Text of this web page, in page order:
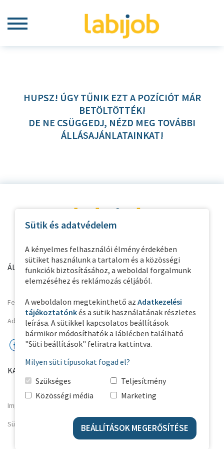
HUPSZ! ÚGY TŰNIK EZT A POZÍCIÓT MÁR
BETÖLTÖTTÉK!
DE NE CSÜGGEDJ, NÉZD MEG TOVÁBBI
ÁLLÁSAJÁNLATAINKAT!
ÁLTALÁNOS INFORMÁCIÓK
Felhasználási feltételek
Adatkezelési Tájékoztató
PARTNER OLDALAK
KAPCSOLAT
Impresszum
Süti beállítások
Sütik és adatvédelem
A kényelmes felhasználói élmény érdekében
sütiket használunk a tartalom és a közösségi
funkciók biztosításához, a weboldal forgalmunk
elemzéséhez és reklámozás céljából.
A weboldalon megtekinthető az Adatkezelési
tájékoztatónkés a sütik használatának részletes
leírása. A sütikkel kapcsolatos beállítások
bármikor módosíthatók a láblécben található
"Süti beállítások" feliratra kattintva.
Milyen süti típusokat fogad el?
Szükséges
Teljesítmény
Közösségi média
Marketing
BEÁLLÍTÁSOK MEGERŐSÍTÉSE